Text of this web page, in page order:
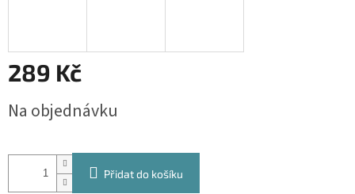
289 Kč
cena:
Na objednávku
Přidat do košíku